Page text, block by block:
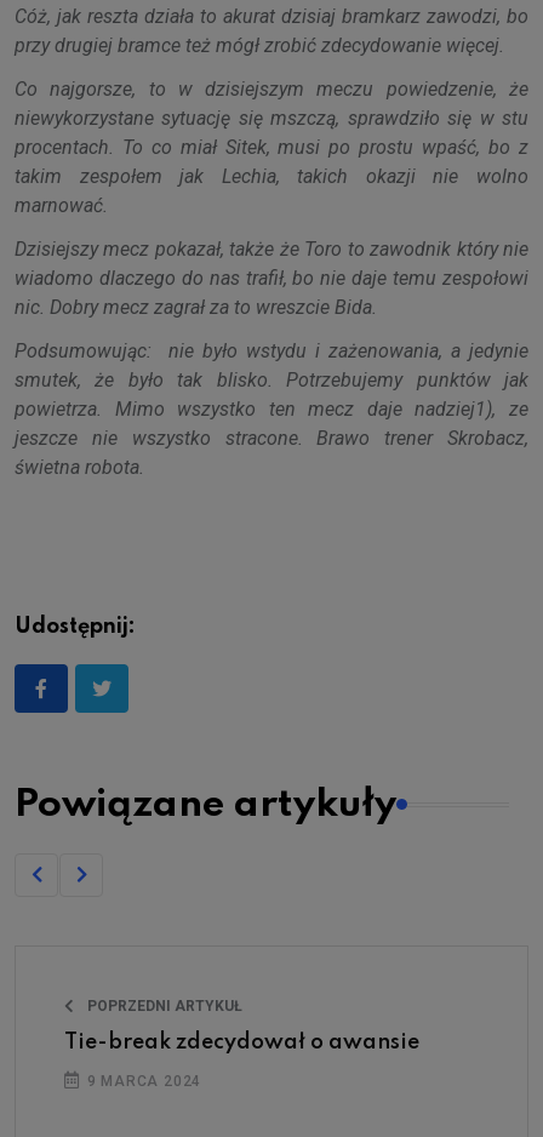
Cóż, jak reszta działa to akurat dzisiaj bramkarz zawodzi, bo
przy drugiej bramce też mógł zrobić zdecydowanie więcej.
Co najgorsze, to w dzisiejszym meczu powiedzenie, że
niewykorzystane sytuację się mszczą, sprawdziło się w stu
procentach. To co miał Sitek, musi po prostu wpaść, bo z
takim zespołem jak Lechia, takich okazji nie wolno
marnować.
Dzisiejszy mecz pokazał, także że Toro to zawodnik który nie
wiadomo dlaczego do nas trafił, bo nie daje temu zespołowi
nic. Dobry mecz zagrał za to wreszcie Bida.
Podsumowując: nie było wstydu i zażenowania, a jedynie
smutek, że było tak blisko. Potrzebujemy punktów jak
powietrza. Mimo wszystko ten mecz daje nadziej1), ze
jeszcze nie wszystko stracone. Brawo trener Skrobacz,
świetna robota.
Udostępnij:
Powiązane artykuły
POPRZEDNI ARTYKUŁ
Tie-break zdecydował o awansie
9 MARCA 2024